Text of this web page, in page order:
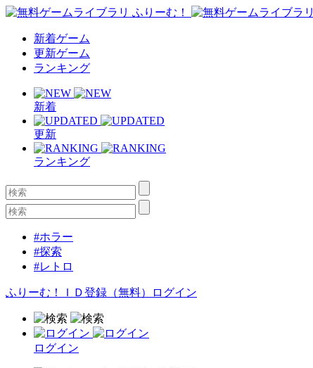
新着ゲーム
更新ゲーム
ランキング
新着
更新
ランキング
#ホラー
#探索
#レトロ
ふりーむ！ＩＤ登録（無料） ログイン
ログイン